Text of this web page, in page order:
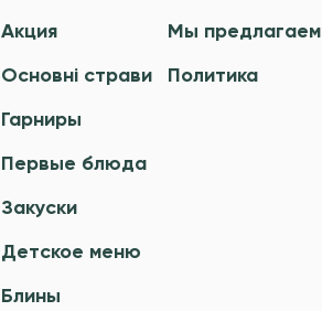
Акция
Основні страви
Гарниры
Первые блюда
Закуски
Детское меню
Блины
Мы предлагаем
Политика